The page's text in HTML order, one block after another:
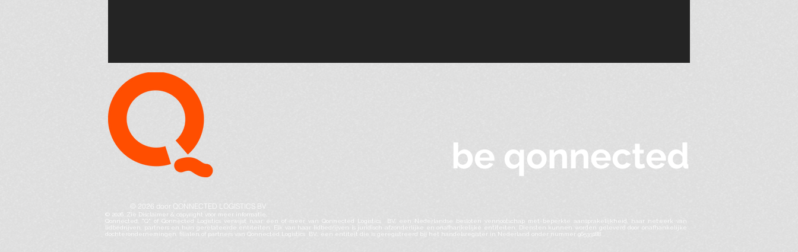
be qonnected
© 2026 door QONNECTED LOGISTICS BV
© 2026. Zie Disclaimer & copyright voor meer informatie.
Qonnected, "Q" of Qonnected Logistics verwijst naar een of meer van Qonnected Logistics BV, een Nederlandse besloten vennootschap met beperkte aansprakelijkheid, haar netwerk van
lidbedrijven, partners en hun gerelateerde entiteiten. Elk van haar lidbedrijven is juridisch afzonderlijke en onafhankelijke entiteiten. Diensten kunnen worden geleverd door onafhankelijke
dochterondernemingen, filialen of partners van Qonnected Logistics BV,, een entiteit die is geregistreerd bij het handelsregister in Nederland onder nummer 96533188